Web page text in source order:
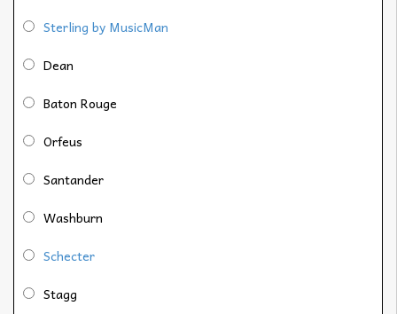
Sterling by MusicMan
Dean
Baton Rouge
Orfeus
Santander
Washburn
Schecter
Stagg